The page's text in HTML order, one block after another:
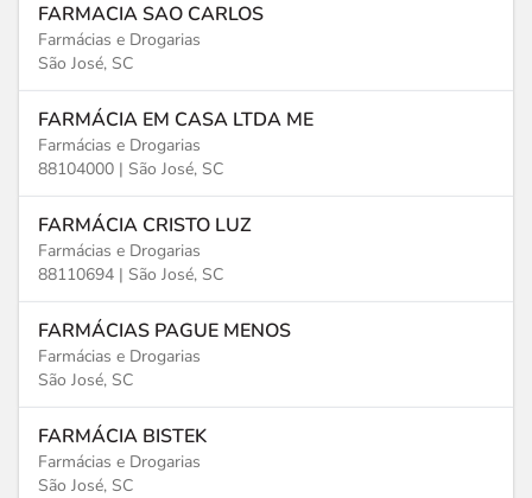
FARMACIA SAO CARLOS
Farmácias e Drogarias
São José, SC
FARMÁCIA EM CASA LTDA ME
Farmácias e Drogarias
88104000 | São José, SC
FARMÁCIA CRISTO LUZ
Farmácias e Drogarias
88110694 | São José, SC
FARMÁCIAS PAGUE MENOS
Farmácias e Drogarias
São José, SC
FARMÁCIA BISTEK
Farmácias e Drogarias
São José, SC